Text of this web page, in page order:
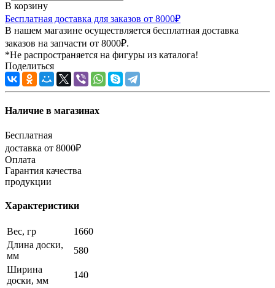
В корзину
Бесплатная доставка для заказов от 8000₽
В нашем магазине осуществляется бесплатная доставка
заказов на запчасти от 8000₽.
*Не распространяется на фигуры из каталога!
Поделиться
Наличие в магазинах
Бесплатная
доставка от 8000₽
Оплата
Гарантия качества
продукции
Характеристики
Вес, гр
1660
Длина доски,
мм
580
Ширина
доски, мм
140